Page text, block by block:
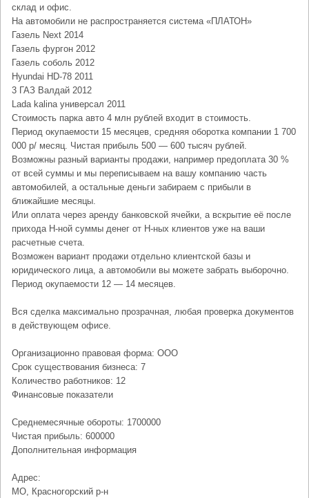
склад и офис.
На автомобили не распространяется система «ПЛАТОН»
Газель Next 2014
Газель фургон 2012
Газель соболь 2012
Hyundai HD-78 2011
3 ГАЗ Валдай 2012
Lada kalina универсал 2011
Стоимость парка авто 4 млн рублей входит в стоимость.
Период окупаемости 15 месяцев, средняя оборотка компании 1 700
000 р/ месяц. Чистая прибыль 500 — 600 тысяч рублей.
Возможны разный варианты продажи, например предоплата 30 %
от всей суммы и мы переписываем на вашу компанию часть
автомобилей, а остальные деньги забираем с прибыли в
ближайшие месяцы.
Или оплата через аренду банковской ячейки, а вскрытие её после
прихода Н-ной суммы денег от Н-ных клиентов уже на ваши
расчетные счета.
Возможен вариант продажи отдельно клиентской базы и
юридического лица, а автомобили вы можете забрать выборочно.
Период окупаемости 12 — 14 месяцев.
Вся сделка максимально прозрачная, любая проверка документов
в действующем офисе.
Организационно правовая форма: ООО
Срок существования бизнеса: 7
Количество работников: 12
Финансовые показатели
Среднемесячные обороты: 1700000
Чистая прибыль: 600000
Дополнительная информация
Адрес:
МО, Красногорский р-н